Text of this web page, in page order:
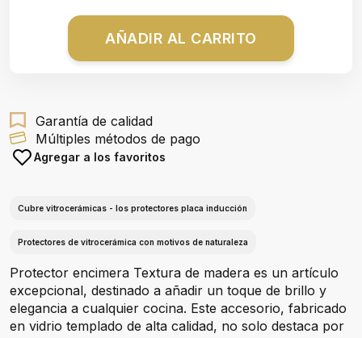
AÑADIR AL CARRITO
Garantía de calidad
Múltiples métodos de pago
Agregar a los favoritos
Cubre vitrocerámicas - los protectores placa inducción
Protectores de vitrocerámica con motivos de naturaleza
Protector encimera Textura de madera es un artículo
excepcional, destinado a añadir un toque de brillo y
elegancia a cualquier cocina. Este accesorio, fabricado
en vidrio templado de alta calidad, no solo destaca por